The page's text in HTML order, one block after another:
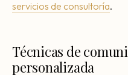
servicios de consultoría.
Técnicas de
personalizada